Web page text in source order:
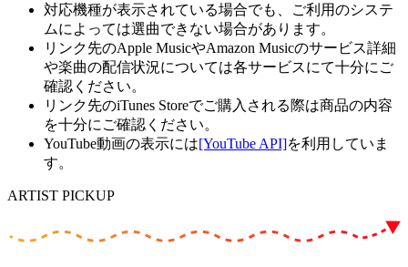
対応機種が表示されている場合でも、ご利用のシステ
ムによっては選曲できない場合があります。
リンク先のApple MusicやAmazon Musicのサービス詳細
や楽曲の配信状況については各サービスにて十分にご
確認ください。
リンク先のiTunes Storeでご購入される際は商品の内容
を十分にご確認ください。
YouTube動画の表示には[YouTube API]を利用していま
す。
ARTIST PICKUP